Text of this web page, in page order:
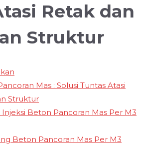
Retak dan
Struktur
Mas : Solusi Tuntas Atasi
Struktur
Beton Pancoran Mas Per M3
Beton Pancoran Mas Per M3